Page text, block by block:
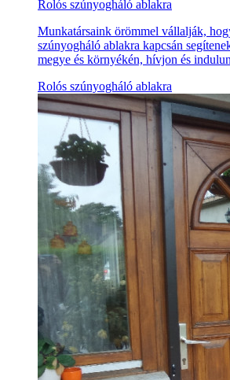
Rolós szúnyogháló ablakra
Munkatársaink örömmel vállalják,
szúnyogháló ablakra kapcsán
megye és környékén, hívjon és
Rolós szúnyogháló ablakra